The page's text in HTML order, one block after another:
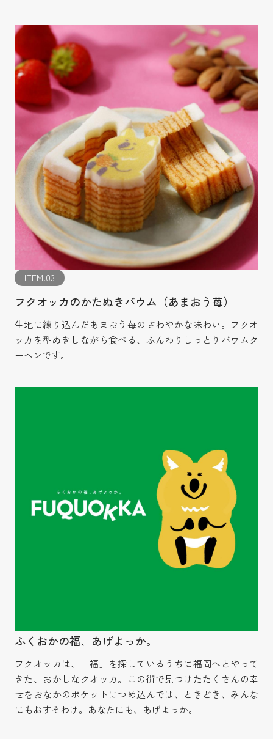
ITEM.03
フクオッカのかたぬきバウム（あまおう苺）
生地に練り込んだあまおう苺のさわやかな味わい。フクオ
ッカを型ぬきしながら食べる、ふんわりしっとりバウムク
ーヘンです。
ふくおかの福、あげよっか。
フクオッカは、「福」を探しているうちに福岡へとやって
きた、おかしなクオッカ。この街で見つけたたくさんの幸
せをおなかのポケットにつめ込んでは、ときどき、みんな
にもおすそわけ。あなたにも、あげよっか。